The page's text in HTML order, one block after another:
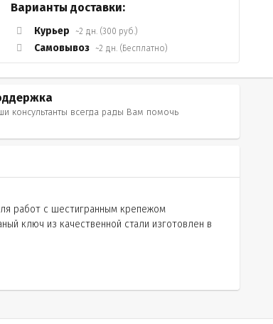
Варианты доставки:
Курьер ~2 дн. (300 руб.)
Самовывоз ~2 дн. (Бесплатно)
консультанты всегда рады Вам помочь
работ с шестигранным крепежом
ключ из качественной стали изготовлен в